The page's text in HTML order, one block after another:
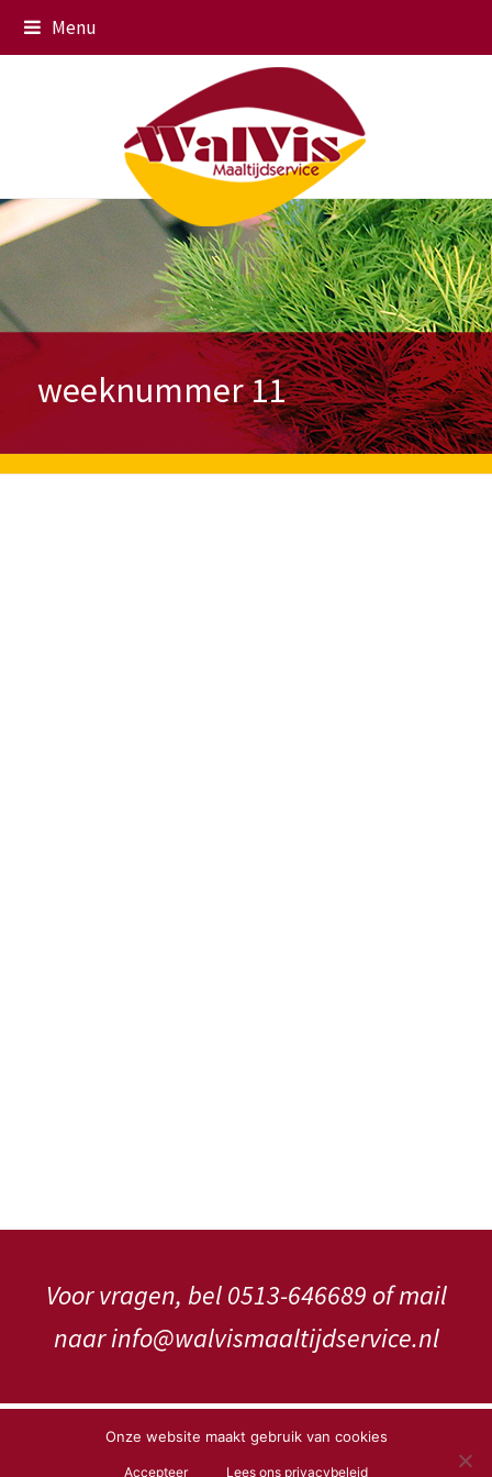
Menu
weeknummer 11
Voor vragen, bel 0513-646689 of mail
naar info@walvismaaltijdservice.nl
Copyright WalVis Maaltijdservice V.o.f.
Onze website maakt gebruik van cookies
Accepteer Lees ons privacybeleid